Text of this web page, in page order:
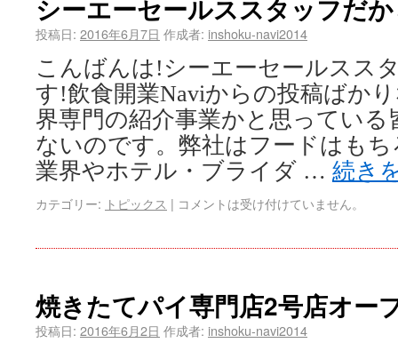
シーエーセールススタッフだ
投稿日: 2016年6月7日 作成者: inshoku-navi2014
こんばんは!シーエーセールスス
す!飲食開業Naviからの投稿ばか
界専門の紹介事業かと思ってい
ないのです。弊社はフードはも
業界やホテル・ブライダ … 続き
カテゴリー: トピックス | コメントは受け付けていません。
焼きたてパイ専門店2号店オー
投稿日: 2016年6月2日 作成者: inshoku-navi2014